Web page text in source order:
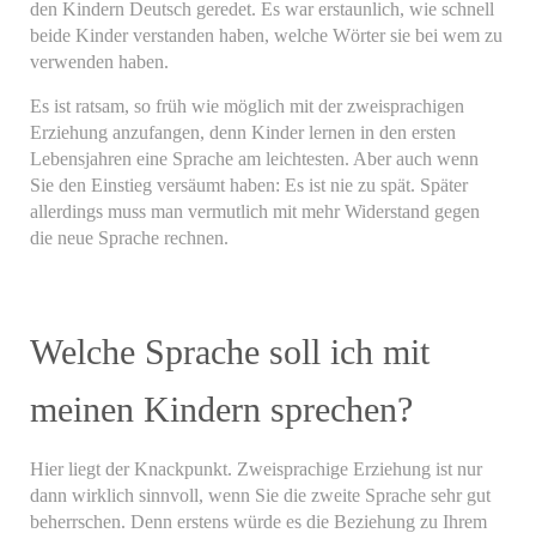
den Kindern Deutsch geredet. Es war erstaunlich, wie schnell
beide Kinder verstanden haben, welche Wörter sie bei wem zu
verwenden haben.
Es ist ratsam, so früh wie möglich mit der zweisprachigen
Erziehung anzufangen, denn Kinder lernen in den ersten
Lebensjahren eine Sprache am leichtesten. Aber auch wenn
Sie den Einstieg versäumt haben: Es ist nie zu spät. Später
allerdings muss man vermutlich mit mehr Widerstand gegen
die neue Sprache rechnen.
Welche Sprache soll ich mit
meinen Kindern sprechen?
Hier liegt der Knackpunkt. Zweisprachige Erziehung ist nur
dann wirklich sinnvoll, wenn Sie die zweite Sprache sehr gut
beherrschen. Denn erstens würde es die Beziehung zu Ihrem